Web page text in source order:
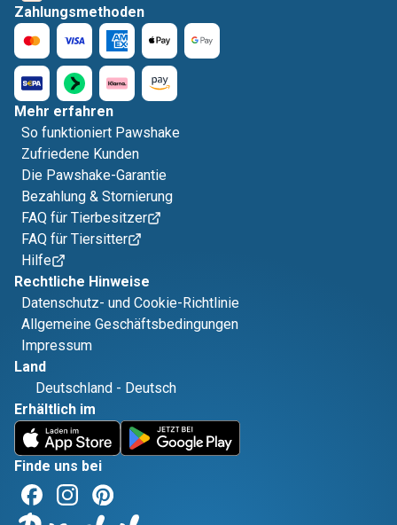
Zahlungsmethoden
Mehr erfahren
So funktioniert Pawshake
Zufriedene Kunden
Die Pawshake-Garantie
Bezahlung & Stornierung
FAQ für Tierbesitzer
FAQ für Tiersitter
Hilfe
Rechtliche Hinweise
Datenschutz- und Cookie-Richtlinie
Allgemeine Geschäftsbedingungen
Impressum
Land
Deutschland - Deutsch
Erhältlich im
Finde uns bei